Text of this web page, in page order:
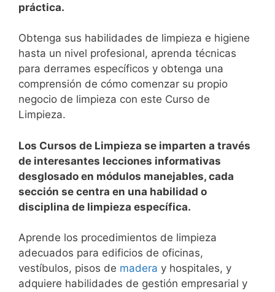
práctica.
Obtenga sus habilidades de limpieza e higiene
hasta un nivel profesional, aprenda técnicas
para derrames específicos y obtenga una
comprensión de cómo comenzar su propio
negocio de limpieza con este Curso de
Limpieza.
Los Cursos de Limpieza se imparten a través
de interesantes lecciones informativas
desglosado en módulos manejables, cada
sección se centra en una habilidad o
disciplina de limpieza específica.
Aprende los procedimientos de limpieza
adecuados para edificios de oficinas,
vestíbulos, pisos de madera y hospitales, y
adquiere habilidades de gestión empresarial y